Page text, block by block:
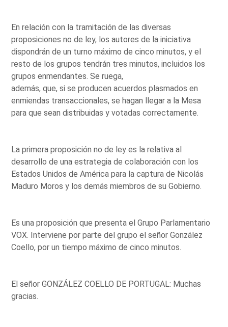
En relación con la tramitación de las diversas
proposiciones no de ley, los autores de la iniciativa
dispondrán de un turno máximo de cinco minutos, y el
resto de los grupos tendrán tres minutos, incluidos los
grupos enmendantes. Se ruega,
además, que, si se producen acuerdos plasmados en
enmiendas transaccionales, se hagan llegar a la Mesa
para que sean distribuidas y votadas correctamente.
La primera proposición no de ley es la relativa al
desarrollo de una estrategia de colaboración con los
Estados Unidos de América para la captura de Nicolás
Maduro Moros y los demás miembros de su Gobierno.
Es una proposición que presenta el Grupo Parlamentario
VOX. Interviene por parte del grupo el señor González
Coello, por un tiempo máximo de cinco minutos.
El señor GONZÁLEZ COELLO DE PORTUGAL: Muchas
gracias.